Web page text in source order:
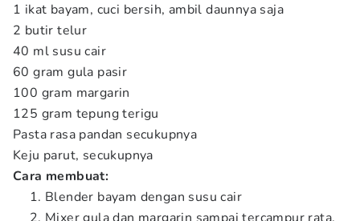
1 ikat bayam, cuci bersih, ambil daunnya saja
2 butir telur
40 ml susu cair
60 gram gula pasir
100 gram margarin
125 gram tepung terigu
Pasta rasa pandan secukupnya
Keju parut, secukupnya
Cara membuat:
Blender bayam dengan susu cair